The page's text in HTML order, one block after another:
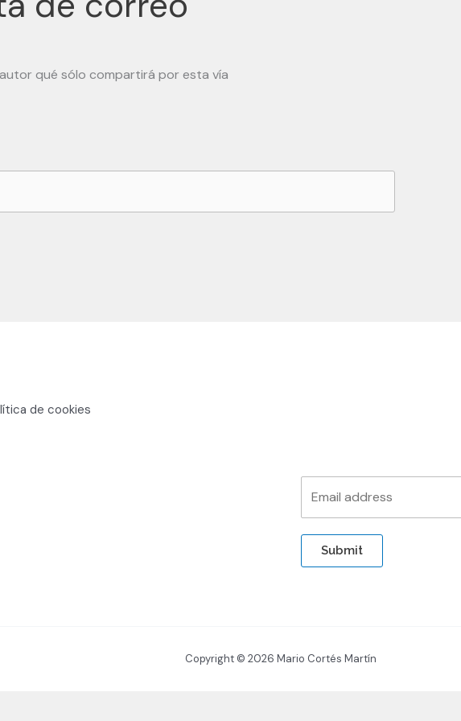
qué sólo compartirá por esta vía
de cookies
Submit
Copyright © 2026 Mario Cortés Martín